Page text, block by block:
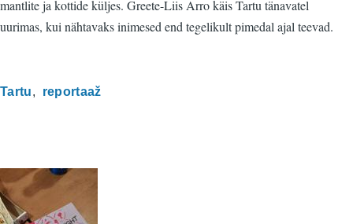
mantlite ja kottide küljes. Greete-Liis Arro käis Tartu tänavatel
uurimas, kui nähtavaks inimesed end tegelikult pimedal ajal teevad.
Tartu reportaaž